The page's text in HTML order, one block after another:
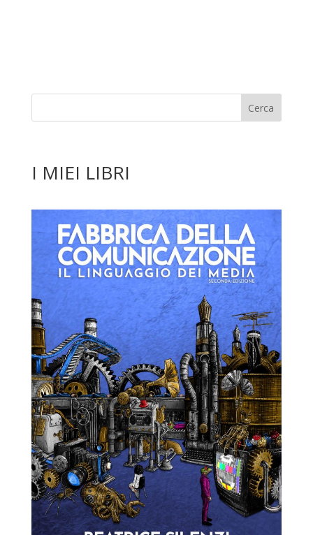
I MIEI LIBRI